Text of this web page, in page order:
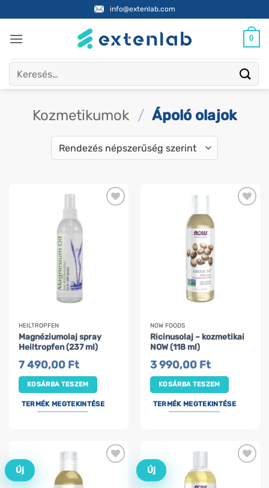
to
content
info@extenlab.com
0
a
Kozmetikumok / Ápoló olajok
HEILTROPFEN
Magnéziumolaj spray
Heiltropfen (237 ml)
7 490,00 Ft
KOSÁRBA TESZEM
TERMÉK MEGTEKINTÉSE
NOW FOODS
Ricinusolaj – kozmetikai
NOW (118 ml)
3 990,00 Ft
KOSÁRBA TESZEM
TERMÉK MEGTEKINTÉSE
Új Új